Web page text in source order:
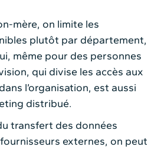
mère, on limite les
plutôt par département,
même pour des personnes
qui divise les accès aux
l’organisation, est aussi
distribué.
transfert des données
externes, on peut